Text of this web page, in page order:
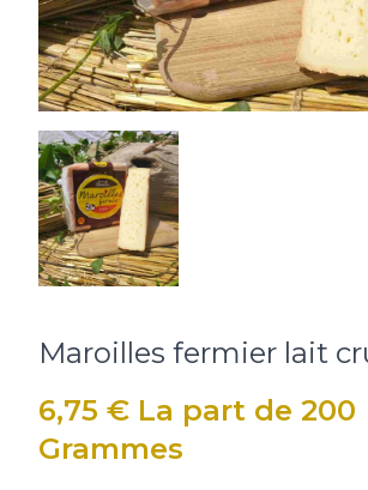
Maroilles fermier lait
6,75 € La part de 200
Grammes